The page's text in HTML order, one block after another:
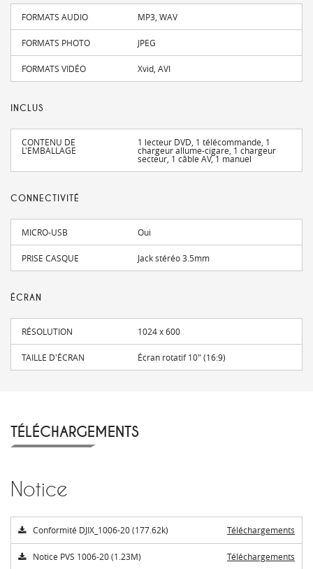
FORMATS AUDIO MP3, WAV
FORMATS PHOTO JPEG
FORMATS VIDÉO Xvid, AVI
INCLUS
CONTENU DE
L'EMBALLAGE
1 lecteur DVD, 1 télécommande, 1
chargeur allume-cigare, 1 chargeur
secteur, 1 câble AV, 1 manuel
CONNECTIVITÉ
MICRO-USB Oui
PRISE CASQUE Jack stéréo 3.5mm
ÉCRAN
RÉSOLUTION 1024 x 600
TAILLE D'ÉCRAN Écran rotatif 10" (16:9)
TÉLÉCHARGEMENTS
Notice
Conformité DJIX_1006-20 (177.62k) Téléchargements
Notice PVS 1006-20 (1.23M) Téléchargements